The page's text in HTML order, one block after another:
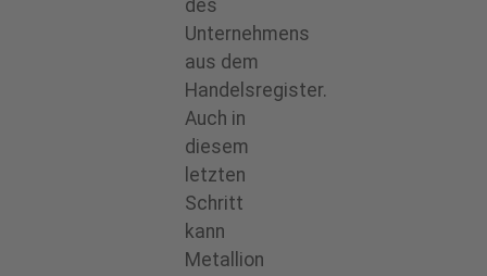
des
Unternehmens
aus dem
Handelsregister.
Auch in
diesem
letzten
Schritt
kann
Metallion